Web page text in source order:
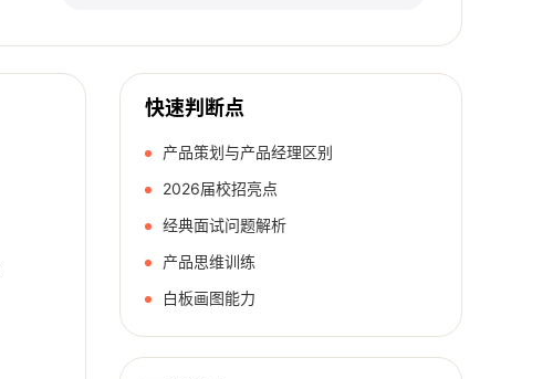
快速判断点
产品策划与产品经理区别
2026届校招亮点
经典面试问题解析
产品思维训练
白板画图能力